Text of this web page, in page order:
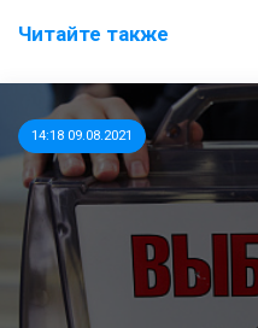
Читайте также
14:18 09.08.2021